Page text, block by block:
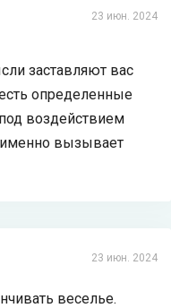
23 июн. 2024
заставляют вас
определенные
воздействием
именно вызывает
23 июн. 2024
веселье.